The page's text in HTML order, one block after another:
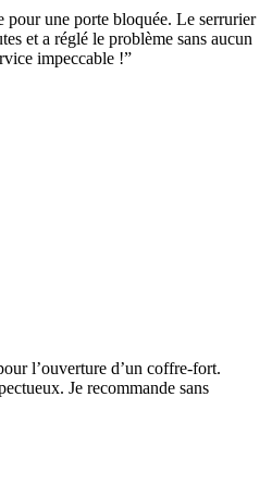
pour une porte bloquée. Le serrurier
et a réglé le problème sans aucun
impeccable !”
l’ouverture d’un coffre-fort.
Je recommande sans